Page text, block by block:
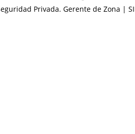
Privada. Gerente de Zona |